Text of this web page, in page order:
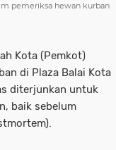
pemeriksa hewan kurban
Kota (Pemkot)
di Plaza Balai Kota
diterjunkan untuk
baik sebelum